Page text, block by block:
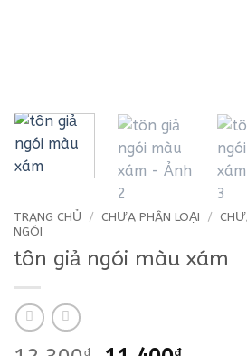
TRANG CHỦ / CHƯA PHÂN LOẠI /
NGÓI
tôn giả ngói màu xám